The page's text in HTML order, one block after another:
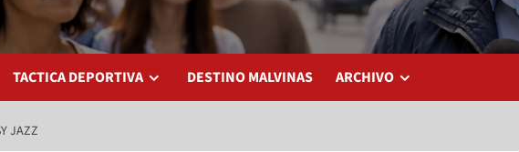
TACTICA DEPORTIVA DESTINO MALVINAS ARCHIVO
JAZZ